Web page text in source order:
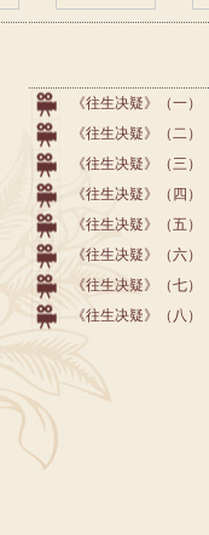
《往生决疑》（一）
《往生决疑》（二）
《往生决疑》（三）
《往生决疑》（四）
《往生决疑》（五）
《往生决疑》（六）
《往生决疑》（七）
《往生决疑》（八）